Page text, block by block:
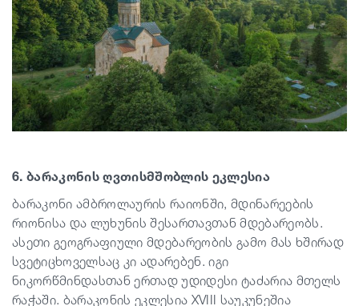
6. ბარაკონის ღვთისმშობლის ეკლესია
ბარაკონი ამბროლაურის რაიონში, მდინარეების
რიონისა და ლუხუნის შესართავთან მდებარეობს.
ასეთი გეოგრაფიული მდებარეობის გამო მას ხშირად
სვეტიცხოველსაც კი ადარებენ. იგი
ნიკორწმინდასთან ერთად უდიდესი ტაძარია მთელს
რაჭაში. ბარაკონის ეკლესია XVIII საუკუნეშია